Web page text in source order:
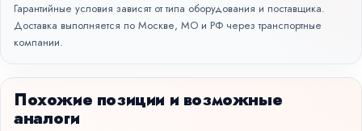
Гарантийные условия зависят от типа оборудования и поставщика.
Доставка выполняется по Москве, МО и РФ через транспортные
компании.
Похожие позиции и возможные
аналоги